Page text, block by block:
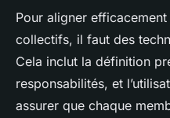
Pour aligner
collectifs, il faut des
Cela inclut la définition
responsabilités, et
assurer que chaque